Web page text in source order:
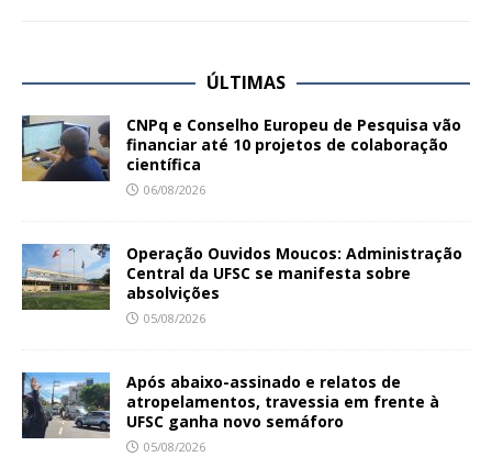
ÚLTIMAS
CNPq e Conselho Europeu de Pesquisa vão
financiar até 10 projetos de colaboração
científica
06/08/2026
Operação Ouvidos Moucos: Administração
Central da UFSC se manifesta sobre
absolvições
05/08/2026
Após abaixo-assinado e relatos de
atropelamentos, travessia em frente à
UFSC ganha novo semáforo
05/08/2026